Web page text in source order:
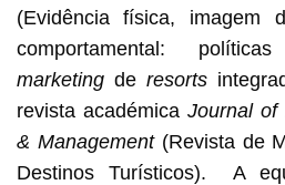
(Evidência física, imagem
comportamental:
marketingde resorts
revista académica Journal of
& Management(Revista de
Destinos Turísticos). A